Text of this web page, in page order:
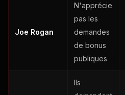
Joe Rogan
N'apprécie
pas les
demandes
de bonus
publiques
Ils